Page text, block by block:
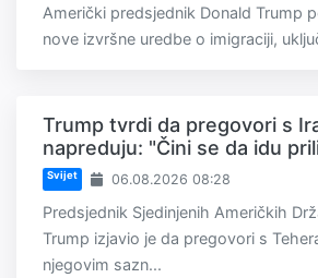
Američki predsjednik Donald Trump
nove izvršne uredbe o imigraciji,
Trump tvrdi da pregovori s
napreduju: "Čini se da idu
Svijet 06.08.2026 08:28
Predsjednik Sjedinjenih Američkih
Trump izjavio je da pregovori s
njegovim sazn...